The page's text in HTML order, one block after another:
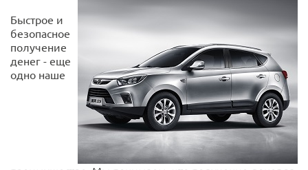
Быстрое и
безопасное
получение
денег - еще
одно наше